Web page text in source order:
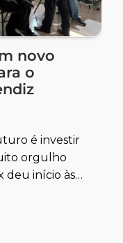
novo
o
é investir
orgulho
deu início às